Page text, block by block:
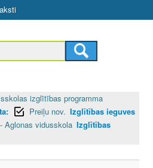
izglītības programma
Preiļu nov. Izglītības ieguves
Aglonas vidusskola Izglītības